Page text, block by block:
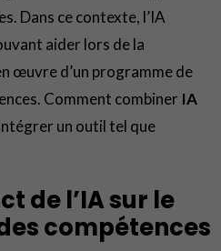
Dans ce contexte, l’IA
aider lors de la
œuvre d’un programme de
Comment combiner IA
un outil tel que
de l’IA sur le
compétences